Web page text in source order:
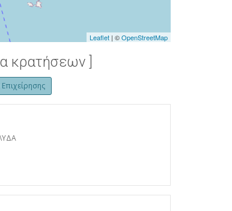
Leaflet | ©OpenStreetMap
κρατήσεων ]